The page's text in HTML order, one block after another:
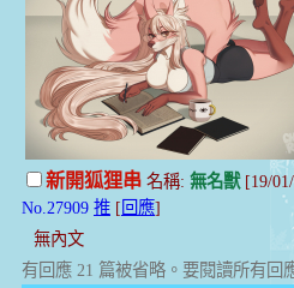
新開狐狸串 名稱: 無名獸[19/
No.27909 推 [ 回應]
無內文
有回應 21 篇被省略。要閱讀所有回